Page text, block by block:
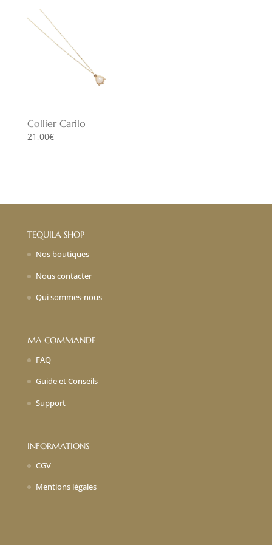
Collier Carilo
21,00€
TEQUILA SHOP
Nos boutiques
Nous contacter
Qui sommes-nous
MA COMMANDE
FAQ
Guide et Conseils
Support
INFORMATIONS
CGV
Mentions légales